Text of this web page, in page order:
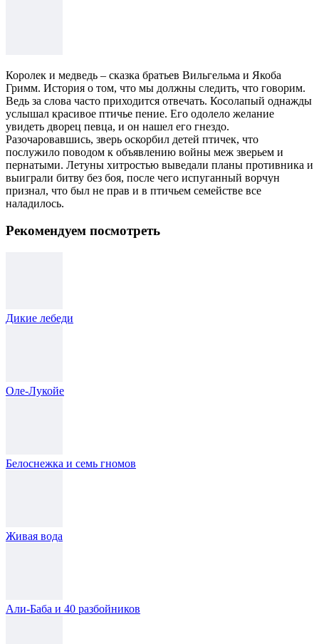
Королек и медведь – сказка братьев Вильгельма и Якоба
Гримм. История о том, что мы должны следить, что говорим.
Ведь за слова часто приходится отвечать. Косолапый однажды
услышал красивое птичье пение. Его одолело желание
увидеть дворец певца, и он нашел его гнездо.
Разочаровавшись, зверь оскорбил детей птичек, что
послужило поводом к объявлению войны меж зверьем и
пернатыми. Летуны хитростью выведали планы противника и
выиграли битву без боя, после чего испуганный ворчун
признал, что был не прав и в птичьем семействе все
наладилось.
Рекомендуем посмотреть
Дикие лебеди
Оле-Лукойе
Белоснежка и семь гномов
Живая вода
Али-Баба и 40 разбойников